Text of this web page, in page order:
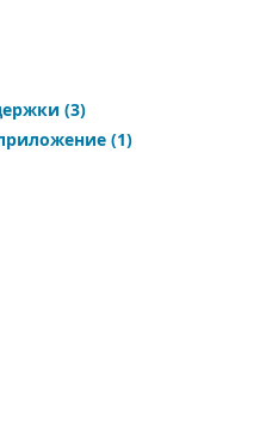
(3)
(1)